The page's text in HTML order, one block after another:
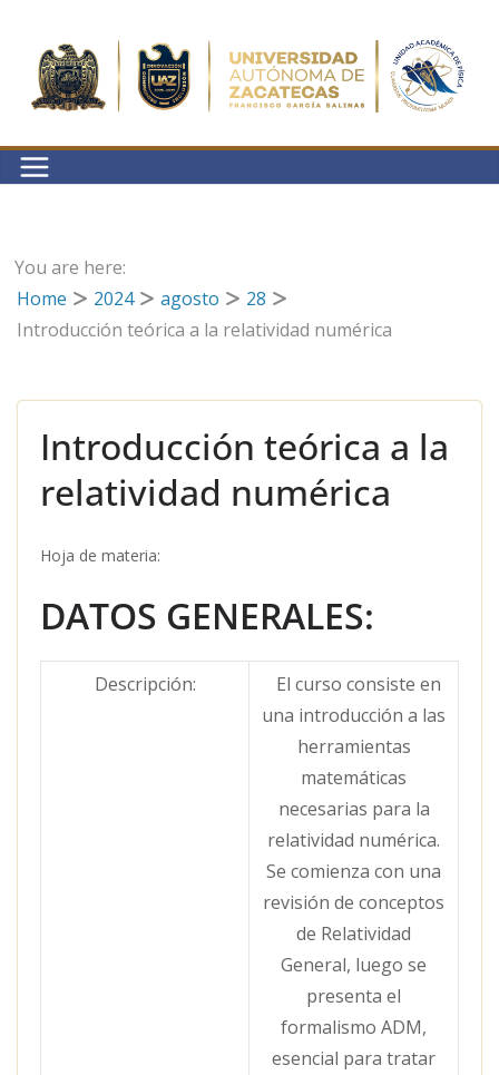
contenido
You are here:
Home
2024 agosto
28
Introducción teórica a la relatividad numérica
Introducción teórica a la
relatividad numérica
Hoja de materia:
DATOS GENERALES:
Descripción:
El curso consiste en
una introducción a las
herramientas
matemáticas
necesarias para la
relatividad numérica.
Se comienza con una
revisión de conceptos
de Relatividad
General, luego se
presenta el
formalismo ADM,
esencial para tratar